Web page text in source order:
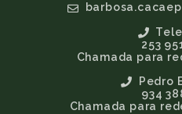
253
Chamada para
Pedro
934
Chamada para